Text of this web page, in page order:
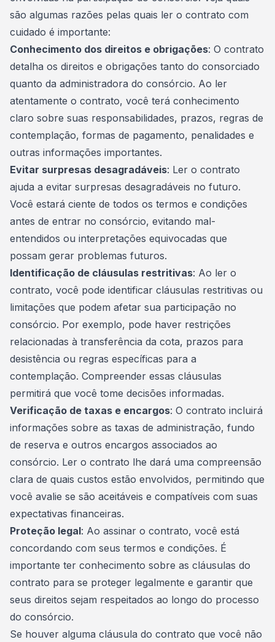
são algumas razões pelas quais ler o contrato com
cuidado é importante:
Conhecimento dos direitos e obrigações: O contrato
detalha os direitos e obrigações tanto do consorciado
quanto da administradora do consórcio. Ao ler
atentamente o contrato, você terá conhecimento
claro sobre suas responsabilidades, prazos, regras de
contemplação, formas de pagamento, penalidades e
outras informações importantes.
Evitar surpresas desagradáveis: Ler o contrato
ajuda a evitar surpresas desagradáveis no futuro.
Você estará ciente de todos os termos e condições
antes de entrar no consórcio, evitando mal-
entendidos ou interpretações equivocadas que
possam gerar problemas futuros.
Identificação de cláusulas restritivas: Ao ler o
contrato, você pode identificar cláusulas restritivas ou
limitações que podem afetar sua participação no
consórcio. Por exemplo, pode haver restrições
relacionadas à transferência da cota, prazos para
desistência ou regras específicas para a
contemplação. Compreender essas cláusulas
permitirá que você tome decisões informadas.
Verificação de taxas e encargos: O contrato incluirá
informações sobre as taxas de administração, fundo
de reserva e outros encargos associados ao
consórcio. Ler o contrato lhe dará uma compreensão
clara de quais custos estão envolvidos, permitindo que
você avalie se são aceitáveis e compatíveis com suas
expectativas financeiras.
Proteção legal: Ao assinar o contrato, você está
concordando com seus termos e condições. É
importante ter conhecimento sobre as cláusulas do
contrato para se proteger legalmente e garantir que
seus direitos sejam respeitados ao longo do processo
do consórcio.
Se houver alguma cláusula do contrato que você não